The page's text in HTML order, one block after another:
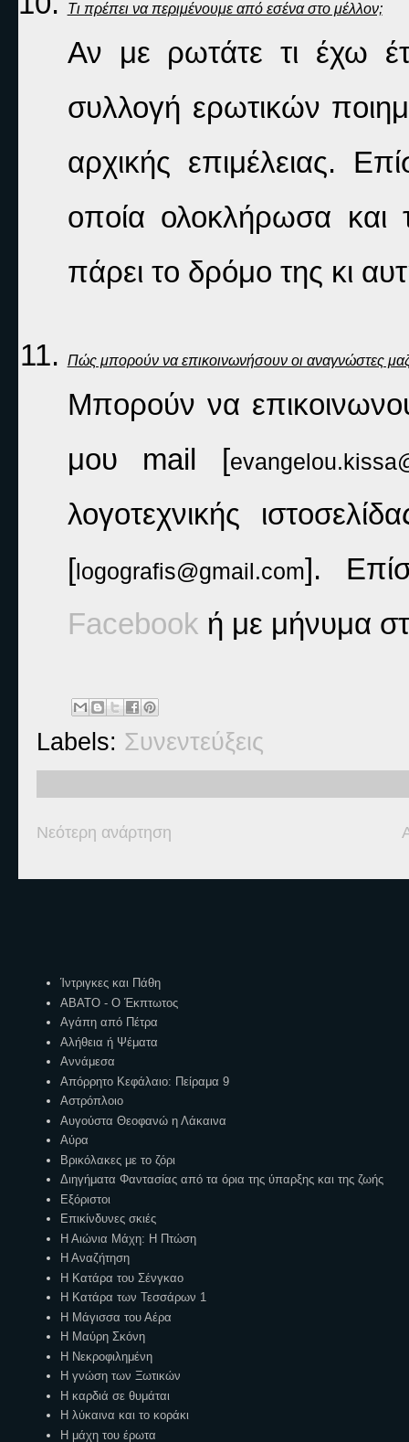
Τι πρέπει να περιμένουμε από εσένα στο μέλλον;
Αν με ρωτάτε τι έχω
συλλογή ερωτικών
αρχικής επιμέλειας.
οποία ολοκλήρωσα και
πάρει το δρόμο της κι
Πώς μπορούν να επικοινωνήσουν οι αναγνώστες
Μπορούν να
μου mail [
λογοτεχνικής
[logografis@gmail.com
Facebook ή με μήνυμα
Labels: Συνεντεύξεις
Νεότερη ανάρτηση
Ίντριγκες και Πάθη
ΑΒΑΤΟ - Ο Έκπτωτος
Αγάπη από Πέτρα
Αλήθεια ή Ψέματα
Αννάμεσα
Απόρρητο Κεφάλαιο: Πείραμα 9
Αστρόπλοιο
Αυγούστα Θεοφανώ η Λάκαινα
Αύρα
Βρικόλακες με το ζόρι
Διηγήματα Φαντασίας από τα όρια της ύπαρξης και της ζωής
Εξόριστοι
Επικίνδυνες σκιές
Η Αιώνια Μάχη: Η Πτώση
Η Αναζήτηση
Η Κατάρα του Σένγκαο
Η Κατάρα των Τεσσάρων 1
Η Μάγισσα του Αέρα
Η Μαύρη Σκόνη
Η Νεκροφιλημένη
Η γνώση των Ξωτικών
Η καρδιά σε θυμάται
Η λύκαινα και το κοράκι
Η μάχη του έρωτα